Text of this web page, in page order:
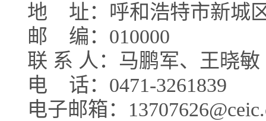
地
址：呼和浩特市新城
邮
编：010000
联 系 人：马鹏军、王晓敏
电
话：0471-3261839
电子邮箱：